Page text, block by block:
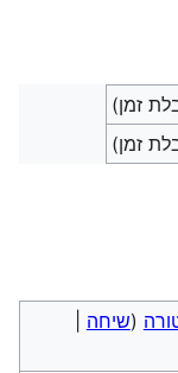
זמן)
זמן)
(שיחה